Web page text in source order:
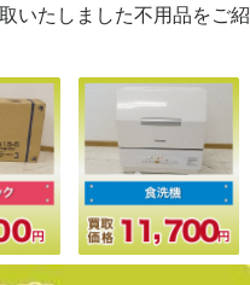
いたしました不用品をご紹